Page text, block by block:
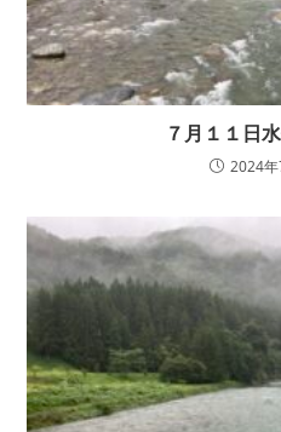
７月１１日
2024